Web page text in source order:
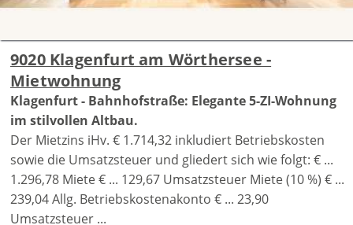
9020 Klagenfurt am Wörthersee -
Mietwohnung
Klagenfurt - Bahnhofstraße: Elegante 5-ZI-Wohnung
im stilvollen Altbau.
Der Mietzins iHv. € 1.714,32 inkludiert Betriebskosten
sowie die Umsatzsteuer und gliedert sich wie folgt: € ...
1.296,78 Miete € ... 129,67 Umsatzsteuer Miete (10 %) € ...
239,04 Allg. Betriebskostenakonto € ... 23,90
Umsatzsteuer ...